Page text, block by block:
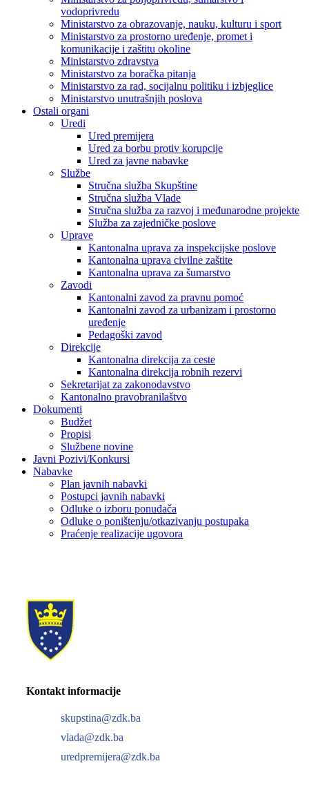
vodoprivredu
Ministarstvo za obrazovanje, nauku, kulturu i sport
Ministarstvo za prostorno uređenje, promet i
komunikacije i zaštitu okoline
Ministarstvo zdravstva
Ministarstvo za boračka pitanja
Ministarstvo za rad, socijalnu politiku i izbjeglice
Ministarstvo unutrašnjih poslova
Ostali organi
Uredi
Ured premijera
Ured za borbu protiv korupcije
Ured za javne nabavke
Službe
Stručna služba Skupštine
Stručna služba Vlade
Stručna služba za razvoj i međunarodne projekte
Služba za zajedničke poslove
Uprave
Kantonalna uprava za inspekcijske poslove
Kantonalna uprava civilne zaštite
Kantonalna uprava za šumarstvo
Zavodi
Kantonalni zavod za pravnu pomoć
Kantonalni zavod za urbanizam i prostorno
uređenje
Pedagoški zavod
Direkcije
Kantonalna direkcija za ceste
Kantonalna direkcija robnih rezervi
Sekretarijat za zakonodavstvo
Kantonalno pravobranilaštvo
Dokumenti
Budžet
Propisi
Službene novine
Javni Pozivi/Konkursi
Nabavke
Plan javnih nabavki
Postupci javnih nabavki
Odluke o izboru ponuđača
Odluke o poništenju/otkazivanju postupaka
Praćenje realizacije ugovora
Kontakt informacije
skupstina@zdk.ba
vlada@zdk.ba
uredpremijera@zdk.ba